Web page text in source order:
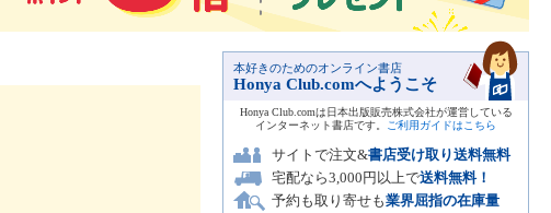
本好きのためのオンライン書店
Honya Club.comへようこそ
Honya Club.comは日本出版販売株式会社が運営している
インターネット書店です。
ご利用ガイドはこちら
サイトで注文&書店受け取り送料無料
宅配なら3,000円以上で送料無料！
予約も取り寄せも業界屈指の在庫量